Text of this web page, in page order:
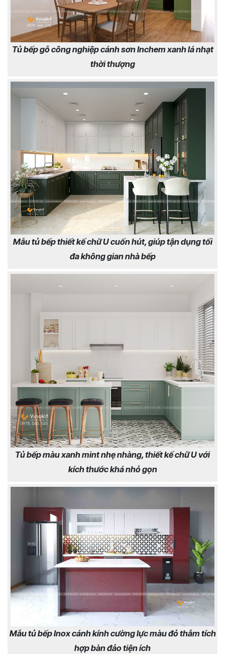
Tủ bếp gỗ công nghiệp cánh sơn Inchem xanh lá nhạt
thời thượng
Mẫu tủ bếp thiết kế chữ U cuốn hút, giúp tận dụng tối
đa không gian nhà bếp
Tủ bếp màu xanh mint nhẹ nhàng, thiết kế chữ U với
kích thước khá nhỏ gọn
Mẫu tủ bếp Inox cánh kính cường lực màu đỏ thẫm tích
hợp bàn đảo tiện ích